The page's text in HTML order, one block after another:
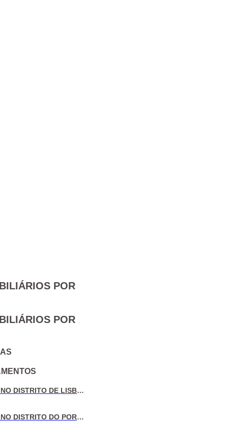
Nome POR
POR
VENDA DE MORADIAS NO DISTRITO DE LISBOA
VENDA DE MORADIAS NO DISTRITO DO PORTO